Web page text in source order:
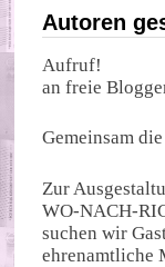
Autoren
Aufruf!
an freie
Gemeinsam
Zur
WO-NACH-
suchen wir
ehrenamtliche